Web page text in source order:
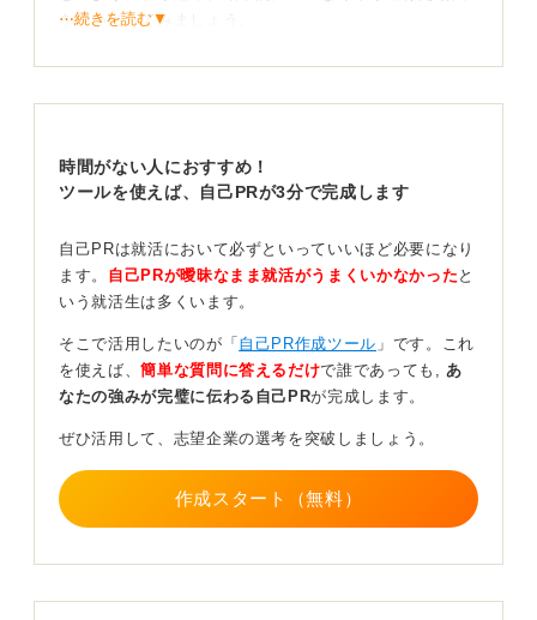
を思い出してみましょう。
製造業においては、安全性や品質の維持が非常に大切で
すし、集中力があることは、ミスを防ぎ、品質を一定に
果的です。
を示すのが大切
異業種からの転職の場合、過去の経験と製造業が求める
たとえば、前職で細かい作業やデータ管理をしていた経
験があり、その際に培った集中力が、製造業のどのよう
な場面で活かせるかを、志望している企業のホームペー
う。
⋯続きを読む▼
時間がない人におすすめ！
ツールを使えば、自己PRが3分で完成します
自己PRは就活において必ずといっていいほど必要になり
ます。 自己PRが曖昧なまま就活がうまくいかなかった と
いう就活生は多くいます。
そこで活用したいのが「 自己PR作成ツール 」です。これ
を使えば、簡単な質問に答えるだけで誰であっても, あ
なたの強みが完璧に伝わる自己PRが完成します。
ぜひ活用して、志望企業の選考を突破しましょう。
作成スタート（無料）